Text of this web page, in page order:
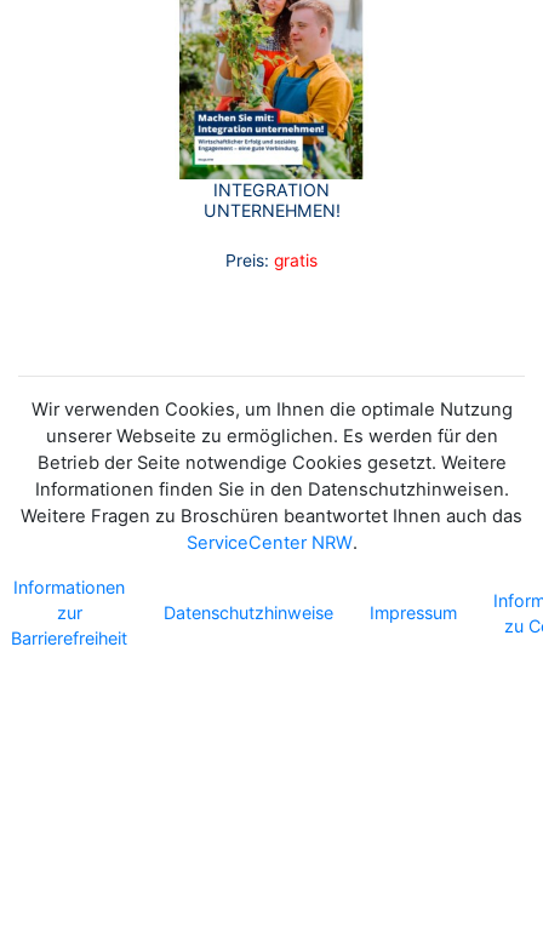
INTEGRATION
UNTERNEHMEN!
Preis: gratis
Wir verwenden Cookies, um Ihnen die optimale Nutzung
unserer Webseite zu ermöglichen. Es werden für den
Betrieb der Seite notwendige Cookies gesetzt. Weitere
Informationen finden Sie in den Datenschutzhinweisen.
Weitere Fragen zu Broschüren beantwortet Ihnen auch das
ServiceCenter NRW.
Informationen
zur
Barrierefreiheit
Datenschutzhinweise Impressum
zu